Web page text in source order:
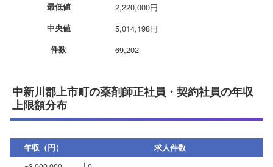
最低値 2,220,000円
中央値 5,014,198円
件数 69,202
中新川郡上市町の薬剤師正社員・契約社員の年収
上限額分布
年収（円）
求人件数